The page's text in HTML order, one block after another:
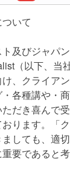
いて
及びジャパ
（以下、当
、クライア
各種講や・
だき喜んで
ります。「
しても、適切
要であると